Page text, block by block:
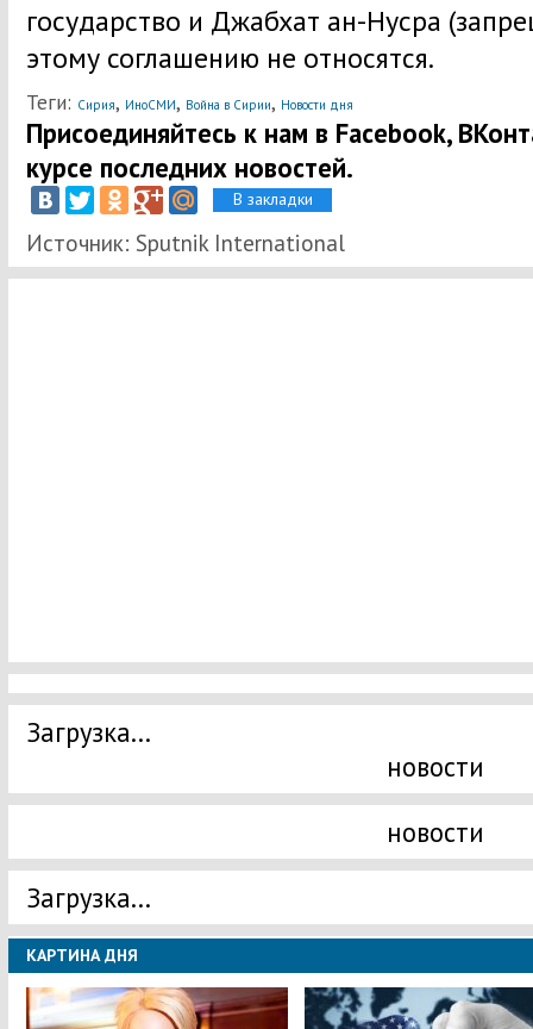
государство и Джабхат ан-Нусра
этому соглашению не относятся.
Теги: Сирия, ИноСМИ, Война в Сирии, Новости дня
Присоединяйтесь к нам в Facebook,
курсе последних новостей.
В закладки
Источник: Sputnik International
Загрузка...
новости
новости
Загрузка...
КАРТИНА ДНЯ